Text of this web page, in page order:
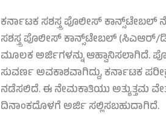
ಕರ್ನಾಟಕ ಸಶಸ್ತ್ರ ಪೊಲೀಸ್ ಕಾನ್ಸ್‌ಟೇಬಲ್
ಸಶಸ್ತ್ರ ಪೊಲೀಸ್ ಕಾನ್ಸ್‌ಟೇಬಲ್
ಮೂಲಕ ಅರ್ಜಿಗಳನ್ನು ಆಹ್ವಾನಿಸಲಾಗಿದೆ.
ಸುವರ್ಣ ಅವಕಾಶವಾಗಿದ್ದು, ಕರ್ನಾಟಕ
ನಡೆಸಲಿದೆ. ಈ ನೇಮಕಾತಿಯು ಅತ್ಯುತ್ತಮ
ದಿನಾಂಕದೊಳಗೆ ಅರ್ಜಿ ಸಲ್ಲಿಸಬಹುದಾಗಿದೆ.